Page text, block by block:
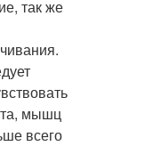
так же
мышц
всего